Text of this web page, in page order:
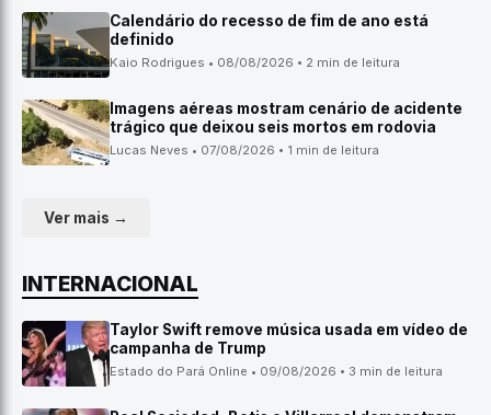
Calendário do recesso de fim de ano está
definido
Kaio Rodrigues • 08/08/2026 • 2 min de leitura
Imagens aéreas mostram cenário de acidente
trágico que deixou seis mortos em rodovia
Lucas Neves • 07/08/2026 • 1 min de leitura
Ver mais →
INTERNACIONAL
Taylor Swift remove música usada em vídeo de
campanha de Trump
Estado do Pará Online • 09/08/2026 • 3 min de leitura